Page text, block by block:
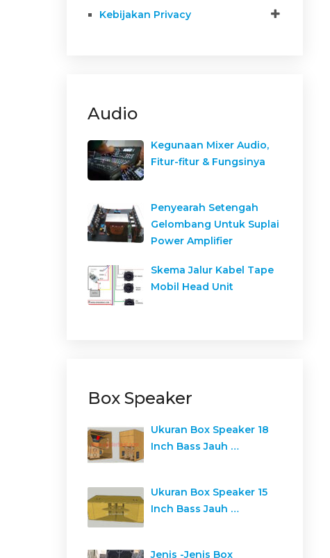
Kebijakan Privacy
Audio
Kegunaan Mixer Audio,
Fitur-fitur & Fungsinya
Penyearah Setengah
Gelombang Untuk Suplai
Power Amplifier
Skema Jalur Kabel Tape
Mobil Head Unit
Box Speaker
Ukuran Box Speaker 18
Inch Bass Jauh …
Ukuran Box Speaker 15
Inch Bass Jauh …
Jenis -Jenis Box